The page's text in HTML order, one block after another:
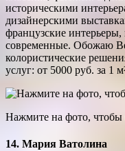
историческими
дизайнерскими
французские интерьеры,
современные. Обожаю
колористические
услуг: от 5000 руб. за 1
Нажмите на фото, чтобы
14. Мария Ватолина